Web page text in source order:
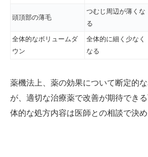
頭頂部の薄毛
つむじ周辺が薄くな
る
全体的なボリュームダ
ウン
全体的に細く少なく
なる
薬機法上、薬の効果について断定的
が、適切な治療薬で改善が期待でき
体的な処方内容は医師との相談で決め